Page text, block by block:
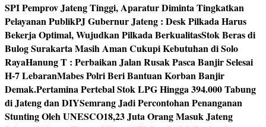
SPI Pemprov Jateng Tinggi, Aparatur Diminta Tingkatkan
Pelayanan PublikPJ Gubernur Jateng : Desk Pilkada Harus
Bekerja Optimal, Wujudkan Pilkada BerkualitasStok Beras di
Bulog Surakarta Masih Aman Cukupi Kebutuhan di Solo
RayaHanung T : Perbaikan Jalan Rusak Pasca Banjir Selesai
H-7 LebaranMabes Polri Beri Bantuan Korban Banjir
Demak.Pertamina Pertebal Stok LPG Hingga 394.000 Tabung
di Jateng dan DIYSemrang Jadi Percontohan Penanganan
Stunting Oleh UNESCO18,23 Juta Orang Masuk Jateng